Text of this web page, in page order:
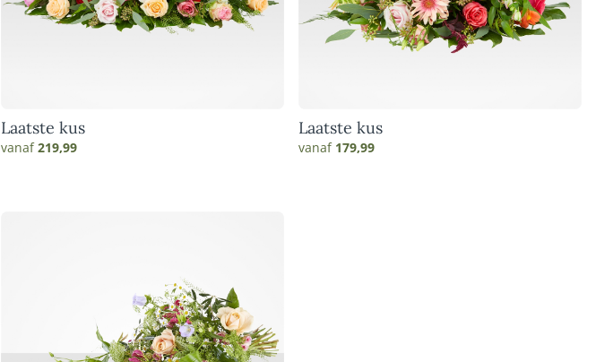
Laatste kus
vanaf219,99
Laatste kus
vanaf 179,99